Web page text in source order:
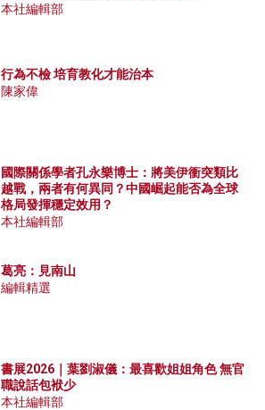
本社編輯部
行為不檢 培育教化才能治本
陳家偉
國際關係學者孔永樂博士：將美伊衝突類比
越戰，兩者有何異同？中國崛起能否為全球
格局發揮穩定效用？
本社編輯部
葛亮：見南山
編輯精選
書展2026｜葉劉淑儀：最喜歡姐姐角色 無官
職說話包袱少
本社編輯部